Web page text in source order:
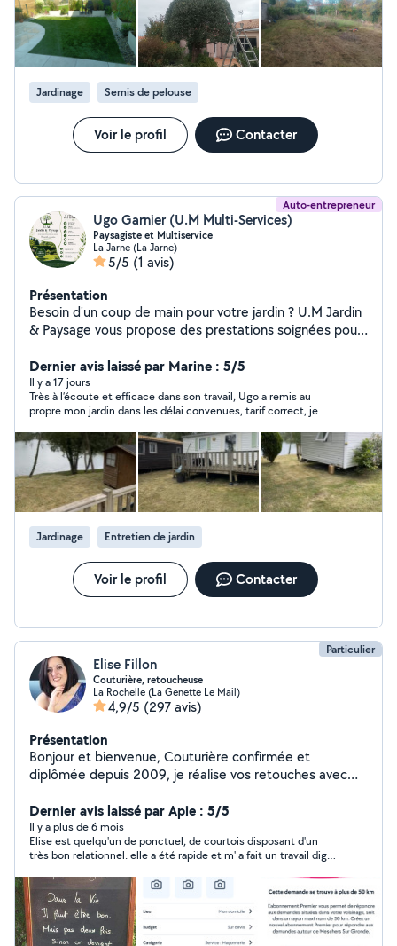
Jardinage Semis de pelouse
Voir le profil Contacter
Auto-entrepreneur
Ugo Garnier (U.M Multi-Services)
Paysagiste et Multiservice
La Jarne (La Jarne)
5/5 (1 avis)
Présentation
Besoin d'un coup de main pour votre jardin ? U.M Jardin
& Paysage vous propose des prestations soignées pour
entretien de jardins. Travail sérieux, devis gratuit et
intervention sur La Rochelle et les alentours. Votre jardin
entre de bonnes mains !
Dernier avis laissé par Marine : 5/5
Il y a 17 jours
Très à l’écoute et efficace dans son travail, Ugo a remis au
propre mon jardin dans les délai convenues, tarif correct, je
Jardinage Entretien de jardin
Voir le profil Contacter
Particulier
Elise Fillon
Couturière, retoucheuse
La Rochelle (La Genette Le Mail)
4,9/5 (297 avis)
Présentation
Bonjour et bienvenue, Couturière confirmée et
diplômée depuis 2009, je réalise vos retouches avec
savoir-faire au service des particuliers pour des travaux
de qualité. D'un simple ourlet, ajustement, réparation
jusqu'à la transformation... Chaque pièce est travaillée
avec sérieux et minutie, qu'il s'agisse de vêtements du
quotidien ou de pièces plus habillées. Je privilégie un
échange simple et clair afin de garantir un résultat fidèle
à vos attentes. Les mesures et demandes sont toujours
validées avant réalisation. Rendez-vous sur réservation
Dernier avis laissé par Apie : 5/5
Il y a plus de 6 mois
Elise est quelqu'un de ponctuel, de courtois disposant d'un
très bon relationnel. elle a été rapide et m' a fait un travail digne
les toutous sont contents de galoper dans le jardin!!! Je n' ai
pas pu prendre de photos avant la tonte désolée à bientôt